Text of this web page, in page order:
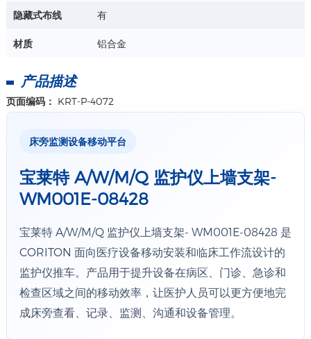
隐藏式布线 有
材质 铝合金
产品描述
页面编码： KRT-P-4072
床旁监测设备移动平台
宝莱特 A/W/M/Q 监护仪上墙支架-
WM001E-08428
宝莱特 A/W/M/Q 监护仪上墙支架- WM001E-08428 是
CORITON 面向医疗设备移动安装和临床工作流设计的
监护仪推车。产品用于提升设备在病区、门诊、急诊和
检查区域之间的移动效率，让医护人员可以更方便地完
成床旁查看、记录、监测、沟通和设备管理。